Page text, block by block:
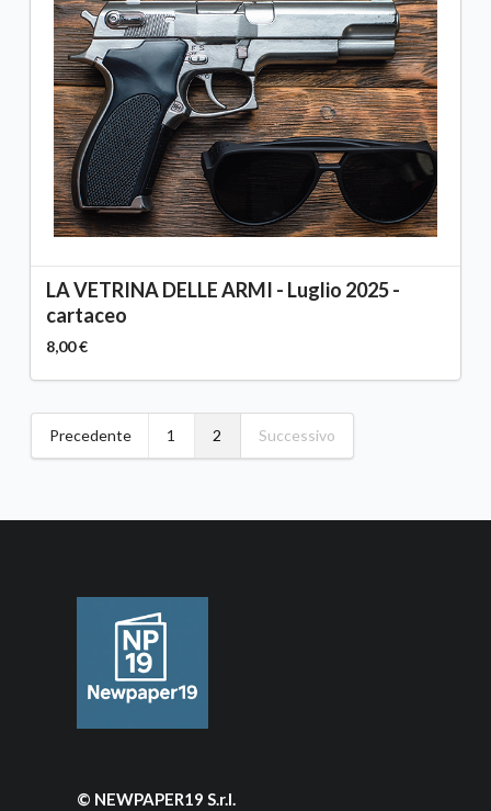
LA VETRINA DELLE ARMI - Luglio 2025 -
cartaceo
8,00 €
Precedente 1 2 Successivo
© NEWPAPER19 S.r.l.